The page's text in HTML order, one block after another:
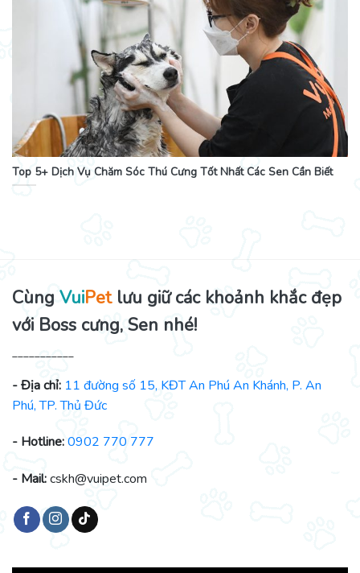
Top 5+ Dịch Vụ Chăm Sóc Thú Cưng Tốt Nhất Các Sen Cần Biết
Cùng VuiPetlưu giữ các khoảnh khắc đẹp
với Boss cưng, Sen nhé!
___________
- Địa chỉ: 11 đường số 15, KĐT An Phú An Khánh, P. An
Phú, TP. Thủ Đức
- Hotline:0902 770 777
- Mail:cskh@vuipet.com